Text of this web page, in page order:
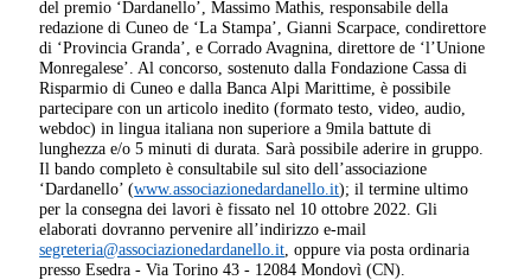
del premio ‘Dardanello’, Massimo Mathis, responsabile della
redazione di Cuneo de ‘La Stampa’, Gianni Scarpace, condirettore
di ‘Provincia Granda’, e Corrado Avagnina, direttore de ‘l’Unione
Monregalese’. Al concorso, sostenuto dalla Fondazione Cassa di
Risparmio di Cuneo e dalla Banca Alpi Marittime, è possibile
partecipare con un articolo inedito (formato testo, video, audio,
webdoc) in lingua italiana non superiore a 9mila battute di
lunghezza e/o 5 minuti di durata. Sarà possibile aderire in gruppo.
Il bando completo è consultabile sul sito dell’associazione
‘Dardanello’ (www.associazionedardanello.it); il termine ultimo
per la consegna dei lavori è fissato nel 10 ottobre 2022. Gli
elaborati dovranno pervenire all’indirizzo e-mail
segreteria@associazionedardanello.it , oppure via posta ordinaria
presso Esedra - Via Torino 43 - 12084 Mondovì (CN).